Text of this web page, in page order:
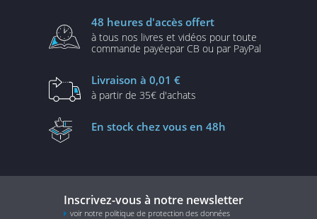
48 heures d'accès offert
à tous nos livres et vidéos pour toute
commande payéepar CB ou par PayPal
Livraison à 0,01 €
à partir de 35€ d'achats
En stock chez vous en 48h
Inscrivez-vous à notre newsletter
voir notre politique de protection des données